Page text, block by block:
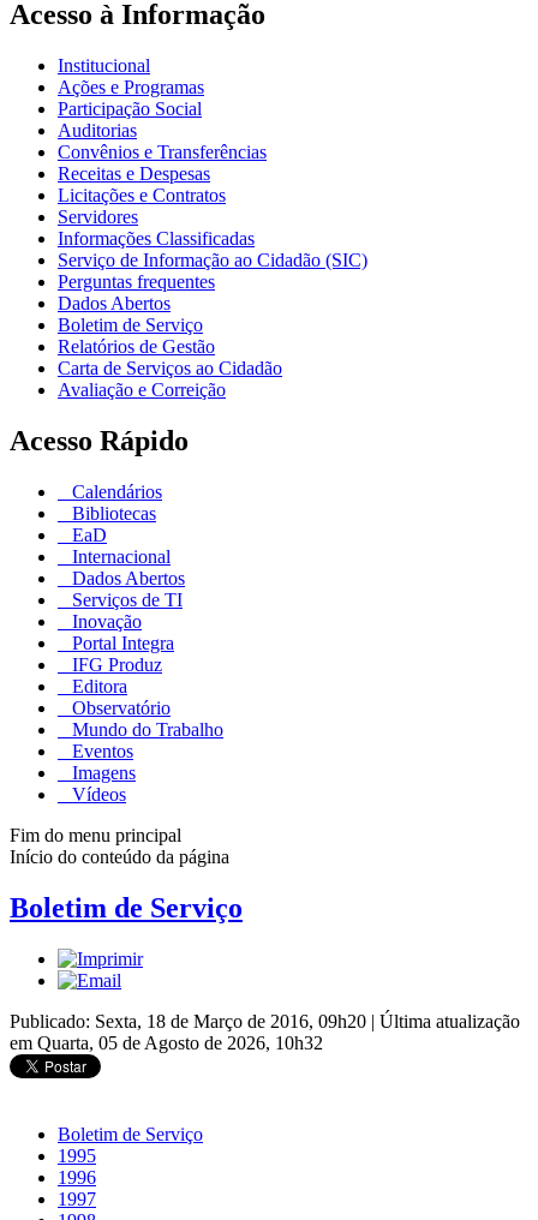
Acesso à Informação
Institucional
Ações e Programas
Participação Social
Auditorias
Convênios e Transferências
Receitas e Despesas
Licitações e Contratos
Servidores
Informações Classificadas
Serviço de Informação ao Cidadão (SIC)
Perguntas frequentes
Dados Abertos
Boletim de Serviço
Relatórios de Gestão
Carta de Serviços ao Cidadão
Avaliação e Correição
Acesso Rápido
Calendários
Bibliotecas
EaD
Internacional
Dados Abertos
Serviços de TI
Inovação
Portal Integra
IFG Produz
Editora
Observatório
Mundo do Trabalho
Eventos
Imagens
Vídeos
Fim do menu principal
Início do conteúdo da página
Boletim de Serviço
Publicado: Sexta, 18 de Março de 2016, 09h20 | Última atualização
em Quarta, 05 de Agosto de 2026, 10h32
Boletim de Serviço
1995
1996
1997